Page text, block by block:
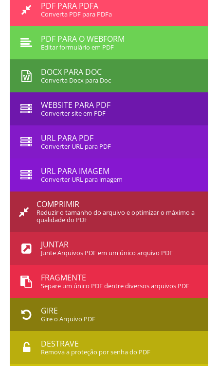
PDF PARA PDFA
Converta PDF para PDFa
PDF PARA O WEBFORM
Editar formulário em PDF
DOCX PARA DOC
Converta Docx para Doc
WEBSITE PARA PDF
Converter site em PDF
URL PARA PDF
Converter URL para PDF
URL PARA IMAGEM
Converter URL para imagem
COMPRIMIR
Reduzir o tamanho do arquivo e optimizar o máximo a
qualidade do PDF
JUNTAR
Junte Arquivos PDF em um único arquivo PDF
FRAGMENTE
Separe um único PDF dentre diversos arquivos PDF
GIRE
Gire o Arquivo PDF
DESTRAVE
Remova a proteção por senha do PDF